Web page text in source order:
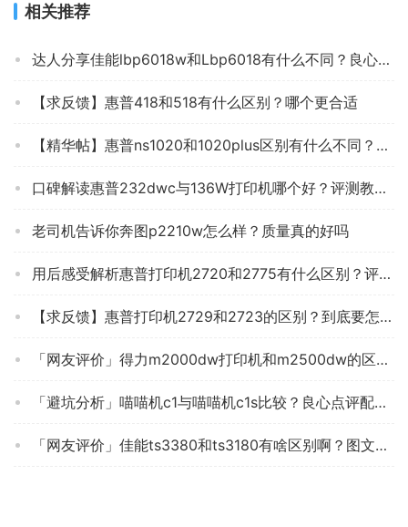
相关推荐
达人分享佳能lbp6018w和Lbp6018有什么不同？良心点评配置区别
【求反馈】惠普418和518有什么区别？哪个更合适
【精华帖】惠普ns1020和1020plus区别有什么不同？哪个更合适
口碑解读惠普232dwc与136W打印机哪个好？评测教你怎么选
老司机告诉你奔图p2210w怎么样？质量真的好吗
用后感受解析惠普打印机2720和2775有什么区别？评测比较哪款好
【求反馈】惠普打印机2729和2723的区别？到底要怎么选择
「网友评价」得力m2000dw打印机和m2500dw的区别？分析哪款更适合你
「避坑分析」喵喵机c1与喵喵机c1s比较？良心点评配置区别
「网友评价」佳能ts3380和ts3180有啥区别啊？图文爆料分析